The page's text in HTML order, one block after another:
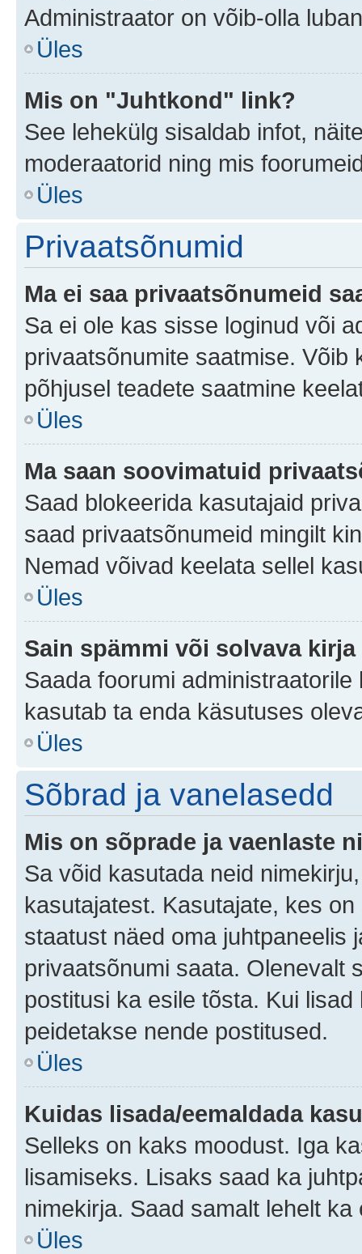
Administraator on võib-olla
Üles
Mis on "Juhtkond" link?
See lehekülg sisaldab infot,
moderaatorid ning mis
Üles
Privaatsõnumid
Ma ei saa privaatsõnumeid
Sa ei ole kas sisse loginud või
privaatsõnumite saatmise. Võib
põhjusel teadete saatmine
Üles
Ma saan soovimatuid
Saad blokeerida kasutajaid
saad privaatsõnumeid mingilt
Nemad võivad keelata sellel
Üles
Sain spämmi või solvava
Saada foorumi
kasutab ta enda käsutuses
Üles
Sõbrad ja vanelasedd
Mis on sõprade ja vaenlaste
Sa võid kasutada neid
kasutajatest. Kasutajate, kes
staatust näed oma juhtpaneelis
privaatsõnumi saata. Olenevalt
postitusi ka esile tõsta. Kui
peidetakse nende postitused.
Üles
Kuidas lisada/eemaldada
Selleks on kaks moodust. Iga
lisamiseks. Lisaks saad ka
nimekirja. Saad samalt lehelt ka
Üles